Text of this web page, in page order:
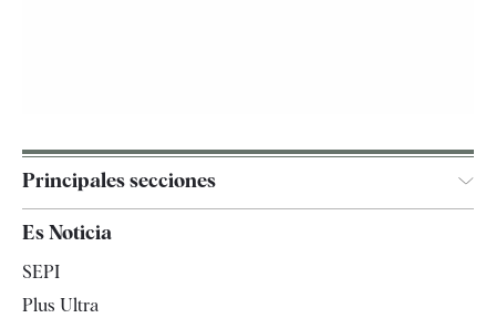
Principales secciones
España
Es Noticia
SEPI
Plus Ultra